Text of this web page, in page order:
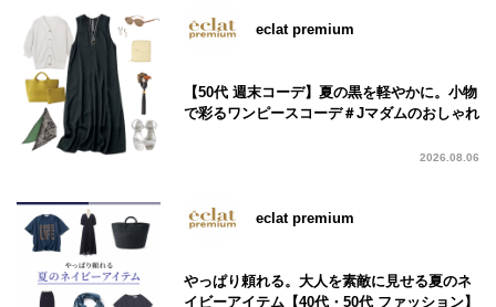
eclat premium
【50代 週末コーデ】夏の黒を軽やかに。小物
で彩るワンピースコーデ＃Jマダムのおしゃれ
2026.08.06
eclat premium
やっぱり頼れる。大人を素敵に見せる夏のネ
イビーアイテム【40代・50代 ファッション】